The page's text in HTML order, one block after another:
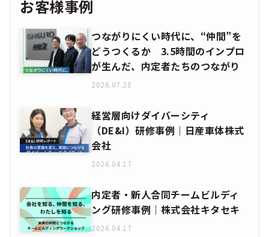
お客様事例
つながりにくい時代に、“仲間”を
どうつくるか 3.5時間のインプロ
が生んだ、内定者たちのつながり
2026.07.28
経営層向けダイバーシティ
（DE&I）研修事例｜日産車体株式
会社
2026.04.17
内定者・新人合同チームビルディ
ング研修事例｜株式会社キタセキ
2026.04.17